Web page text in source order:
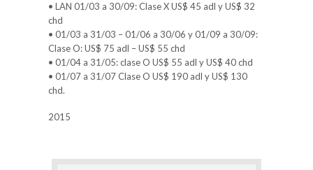
• LAN 01/03 a 30/09: Clase X US$ 45 adl y US$ 32
chd
• 01/03 a 31/03 – 01/06 a 30/06 y 01/09 a 30/09:
Clase O: US$ 75 adl – US$ 55 chd
• 01/04 a 31/05: clase O US$ 55 adl y US$ 40 chd
• 01/07 a 31/07 Clase O US$ 190 adl y US$ 130
chd.
2015